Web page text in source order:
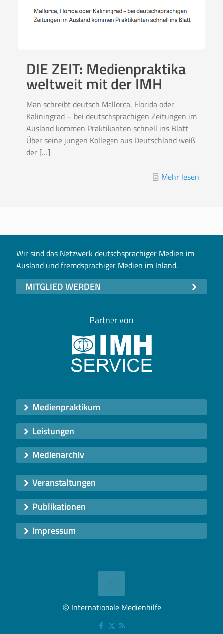
DIE ZEIT: Medienpraktika
weltweit mit der IMH
Man schreibt deutsch Mallorca, Florida oder
Kaliningrad – bei deutschsprachigen Zeitungen im
Ausland kommen Praktikanten schnell ins Blatt
Über seine jungen Kollegen aus Deutschland weiß
der […]
Mehr lesen
Wir sind das Netzwerk deutschsprachiger Medien im
Ausland und fremdsprachiger Medien im Inland.
MITGLIED WERDEN
Partner von
Medienpraktikum
Leistungen
Medienarchiv
Veranstaltungen
Publikationen
Impressum
© Internationale Medienhilfe